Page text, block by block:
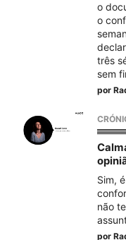
o
o
três
sem
por
Sim,
não
por